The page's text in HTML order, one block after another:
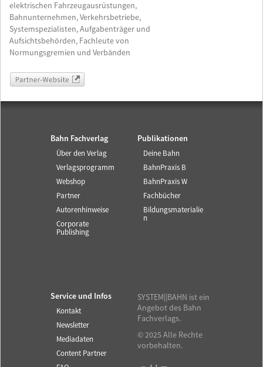
elektrischen Fahrzeugausrüstungen,
Bahnunternehmen, Verkehrsbetriebe,
Systemspezialisten, Aufgabenträger und
Aufsichtsbehörden, Fachleute von
Normungsgremien und Verbänden
Partner-Website
Bahn Fachverlag
Über den Verlag
Verlagsprogramm
Webshop
Partner
Autorenhinweise
Corporate
Publishing
Publikationen
Deine Bahn
BahnPraxis B
BahnPraxis W
Fachbücher
Bildungsmaterialie
n
Service und Infos
Kontakt
Newsletter
Mediadaten
Content Partner
SYSTEM||BAHN ist ein
Angebot des Bahn
Fachverlags.
© 2025 Alle Rechte
vorbehalten.